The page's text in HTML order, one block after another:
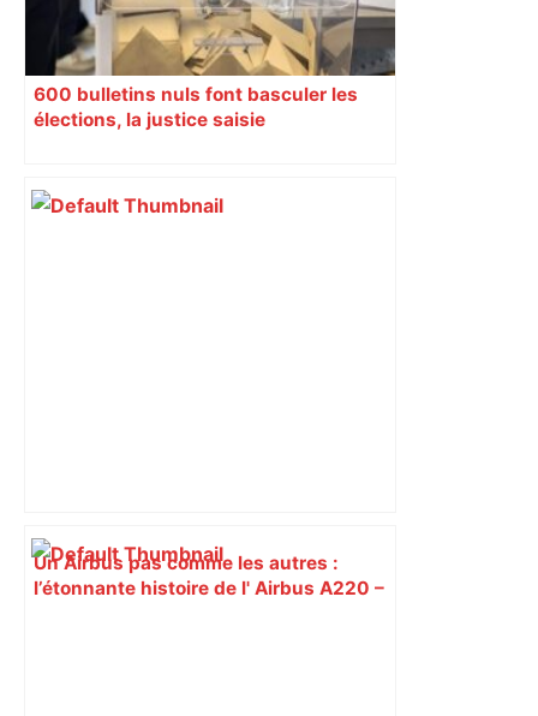
600 bulletins nuls font basculer les
élections, la justice saisie
Un Airbus pas comme les autres :
l’étonnante histoire de l' Airbus A220 –